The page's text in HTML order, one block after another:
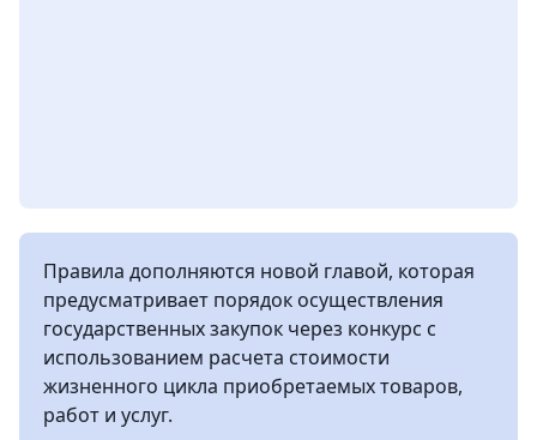
Правила дополняются новой главой, которая
предусматривает порядок осуществления
государственных закупок через конкурс с
использованием расчета стоимости
жизненного цикла приобретаемых товаров,
работ и услуг.